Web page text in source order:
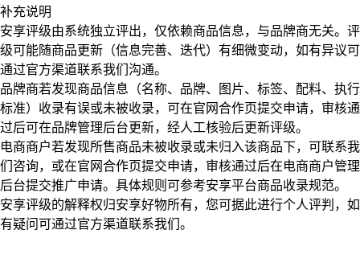
补充说明
安享评级由系统独立评出，仅依赖商品信息， 与品牌商无关。评
级可能随商品更新（信息完善、迭代）有细微变动，如有异议可
通过官方渠道联系我们沟通。
品牌商若发现商品信息（名称、品牌、图片、标签、配料、执行
标准）收录有误或未被收录，可在官网合作页提交申请，审核通
过后可在品牌管理后台更新，经人工核验后更新评级。
电商商户若发现所售商品未被收录或未归入该商品下，可联系我
们咨询，或在官网合作页提交申请，审核通过后在电商商户管理
后台提交推广申请。具体规则可参考安享平台商品收录规范。
安享评级的解释权归安享好物所有，您可据此进行个人评判，如
有疑问可通过官方渠道联系我们。